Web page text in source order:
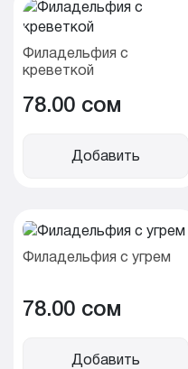
Филадельфия с
креветкой
78.00 cом
Добавить
Филадельфия с угрем
78.00 cом
Добавить